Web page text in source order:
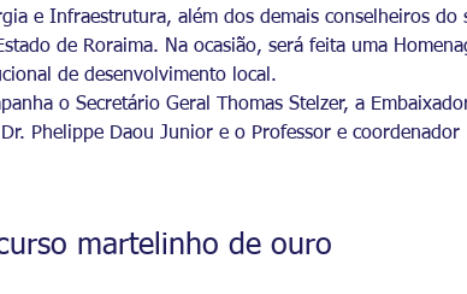
e Infraestrutura, além dos demais conselheiros do
de Roraima. Na ocasião, será feita uma
de desenvolvimento local.
o Secretário Geral Thomas Stelzer, a
Phelippe Daou Junior e o Professor e
martelinho de ouro